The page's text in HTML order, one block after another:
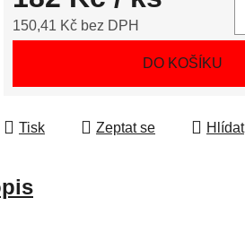
150,41 Kč bez DPH
DO KOŠÍKU
Tisk Zeptat se Hlídat